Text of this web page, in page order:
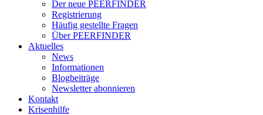
Der neue PEERFINDER
Registrierung
Häufig gestellte Fragen
Über PEERFINDER
Aktuelles
News
Informationen
Blogbeiträge
Newsletter abonnieren
Kontakt
Krisenhilfe